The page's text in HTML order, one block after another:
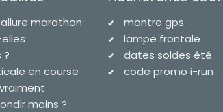
marathon :
?
en course
moins ?
montre gps
lampe frontale
dates soldes été
code promo i-run